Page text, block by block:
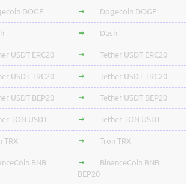
DOGE Dogecoin DOGE
Dash
USDT ERC20 Tether USDT ERC20
USDT TRC20 Tether USDT TRC20
USDT BEP20 Tether USDT BEP20
TON USDT Tether TON USDT
TRX Tron TRX
BNB
BinanceCoin BNB
BEP20